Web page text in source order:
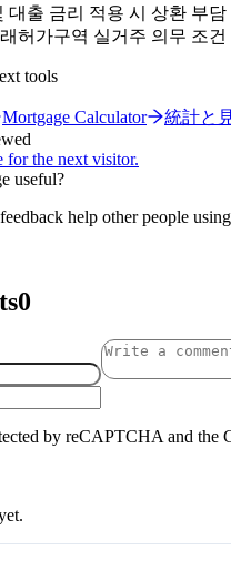
대출 금리 적용 시 상환 부담
허가구역 실거주 의무 조건
tools
Mortgage Calculator
統計と
for the next visitor.
useful?
help other people
0
by reCAPTCHA and the